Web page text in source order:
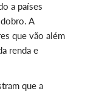
a países
A
que vão além
renda e
que a